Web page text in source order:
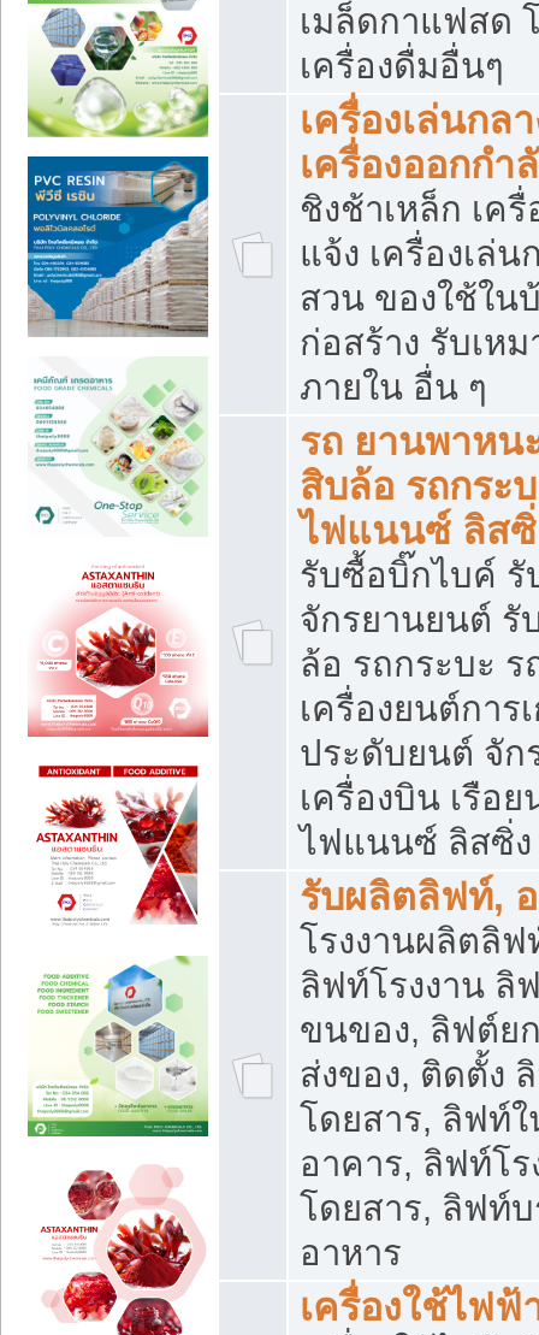
เมล็ดกาแฟสด
เครื่องดื่มอื่นๆ
เครื่องเล่นกล
เครื่องออกกำ
ชิงช้าเหล็ก เค
แจ้ง เครื่องเล่น
สวน ของใช้ใน
ก่อสร้าง รับเห
ภายใน อื่น ๆ
รถ ยานพาหน
สิบล้อ รถกระ
ไฟแนนซ์ ลิส
รับซื้อบิ๊กไบค์
จักรยานยนต์ รั
ล้อ รถกระบะ
เครื่องยนต์การ
ประดับยนต์ จัก
เครื่องบิน เรือ
ไฟแนนซ์ ลิสซิ่ง
รับผลิตลิฟท์,
โรงงานผลิตลิ
ลิฟท์โรงงาน ลิ
ขนของ, ลิฟต์ย
ส่งของ, ติดตั้ง
โดยสาร, ลิฟท์
อาคาร, ลิฟท์โ
โดยสาร, ลิฟท์
อาหาร
เครื่องใช้ไฟฟ้